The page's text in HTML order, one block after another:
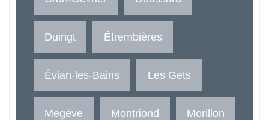
Duingt Étrembières
Évian-les-Bains Les Gets
Megève Montriond Morillon